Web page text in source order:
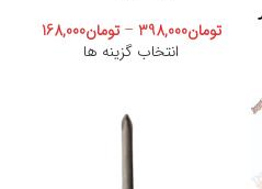
تومان398,000
– تومان168,000
انتخاب گزینه ها